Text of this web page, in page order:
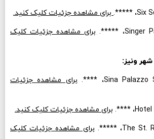
برای مشاهده جزئیات کلیک کنید.
برای مشاهده جزئیات کلیک
ونیز:
برای مشاهده جزئیات
برای مشاهده جزئیات کلیک کنید.
برای مشاهده جزئیات کلیک